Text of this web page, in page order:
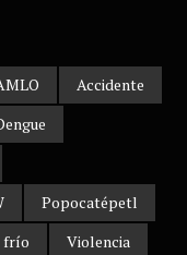
Accidente
Popocatépetl
frío Violencia